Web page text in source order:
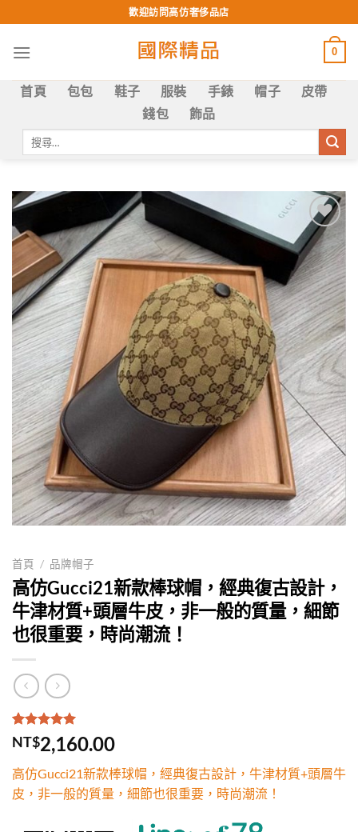
to
content
歡迎訪問高仿奢侈品店
0
首頁 包包 鞋子 服裝 手錶 帽子
皮帶
錢包
飾品
字:
Add to
wishlist
首頁 / 品牌帽子
高仿Gucci21新款棒球帽，經典復古設計，
牛津材質+頭層牛皮，非一般的質量，細節
也很重要，時尚潮流！
評分5.00 /
5，已有
1
位
分
NT$2,160.00
高仿Gucci21新款棒球帽，經典復古設計，牛津材質+頭層牛
皮，非一般的質量，細節也很重要，時尚潮流！